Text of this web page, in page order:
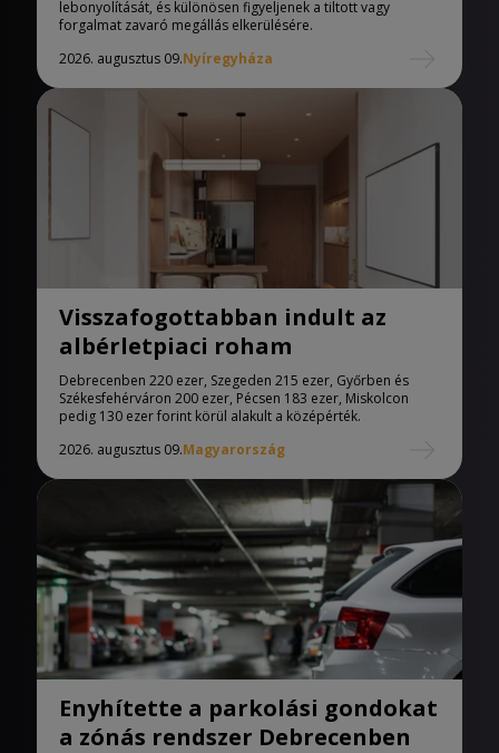
lebonyolítását, és különösen figyeljenek a tiltott vagy
forgalmat zavaró megállás elkerülésére.
2026. augusztus 09.Nyíregyháza
Visszafogottabban indult az
albérletpiaci roham
Debrecenben 220 ezer, Szegeden 215 ezer, Győrben és
Székesfehérváron 200 ezer, Pécsen 183 ezer, Miskolcon
pedig 130 ezer forint körül alakult a középérték.
2026. augusztus 09.Magyarország
Enyhítette a parkolási gondokat
a zónás rendszer Debrecenben